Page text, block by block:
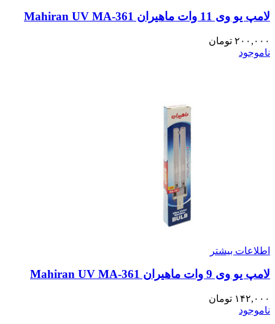
لامپ یو وی 11 وات ماهیران Mahiran UV MA-361
۲۰۰,۰۰۰ تومان
ناموجود
اطلاعات بیشتر
لامپ یو وی 9 وات ماهیران Mahiran UV MA-361
۱۴۲,۰۰۰ تومان
ناموجود